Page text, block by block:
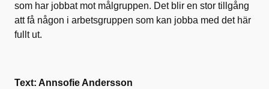
som har jobbat mot målgruppen. Det blir en stor tillgång
att få någon i arbetsgruppen som kan jobba med det här
fullt ut.
Text: Annsofie Andersson